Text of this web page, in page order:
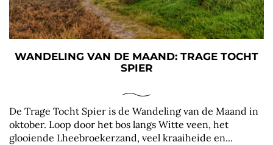
WANDELING VAN DE MAAND: TRAGE TOCHT
SPIER
De Trage Tocht Spier is de Wandeling van de Maand in
oktober. Loop door het bos langs Witte veen, het
glooiende Lheebroekerzand, veel kraaiheide en...